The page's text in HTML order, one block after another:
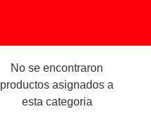
No se encontraron
productos asignados a
esta categoria